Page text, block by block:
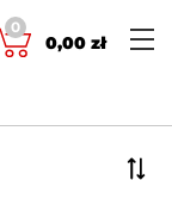
0
0,00 zł